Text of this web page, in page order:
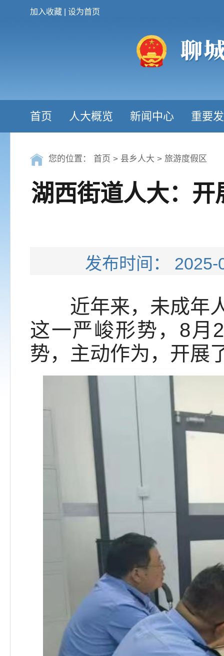
加入收藏 设为首页
首页 人大概览 新闻中心 重要
您的位置： 首页 > 县乡人大 > 旅游度假区
湖西街道人大：开
发布时间：
近年来，未成年人
这一严峻形势，8月
势，主动作为，开展